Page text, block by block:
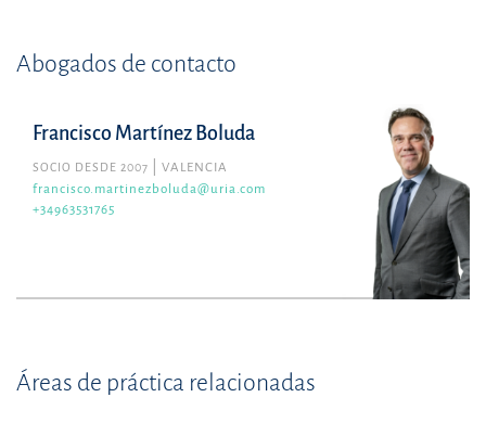
Abogados de contacto
Francisco Martínez Boluda
SOCIO DESDE 2007
VALENCIA
francisco.martinezboluda@uria.com
+34963531765
Áreas de práctica relacionadas